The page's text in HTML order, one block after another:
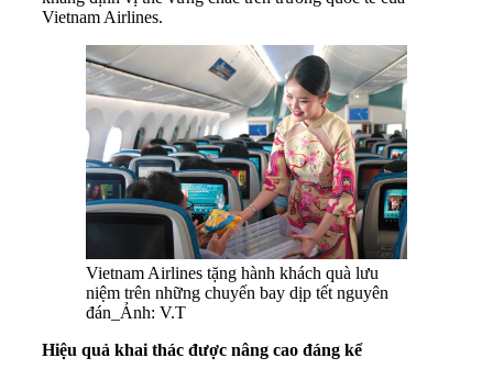
Vietnam Airlines.
Vietnam Airlines tặng hành khách quà lưu
niệm trên những chuyến bay dịp tết nguyên
đán_Ảnh: V.T
Hiệu quả khai thác được nâng cao đáng kể